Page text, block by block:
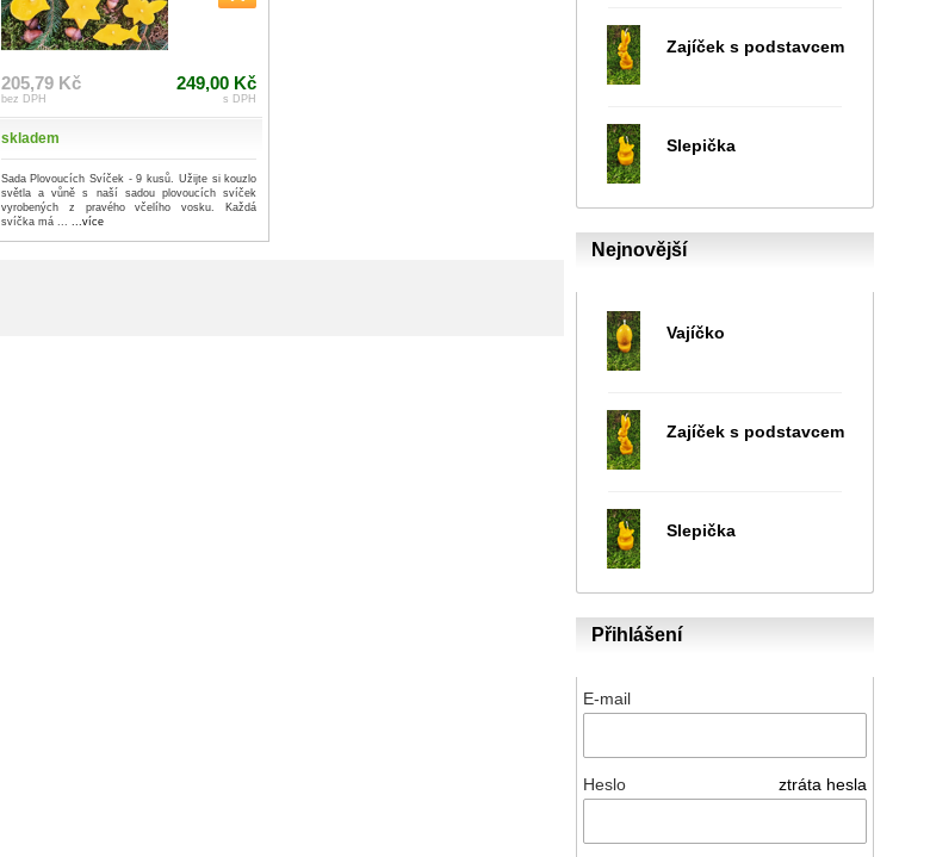
Zajíček s podstavcem
Slepička
Nejnovější
Vajíčko
Zajíček s podstavcem
Slepička
Přihlášení
E-mail
Heslo ztráta hesla
205,79 Kč
bez DPH
249,00 Kč
s DPH
skladem
Sada Plovoucích Svíček - 9 kusů. Užijte si kouzlo
světla a vůně s naší sadou plovoucích svíček
vyrobených z pravého včelího vosku. Každá
svíčka má ... ...více